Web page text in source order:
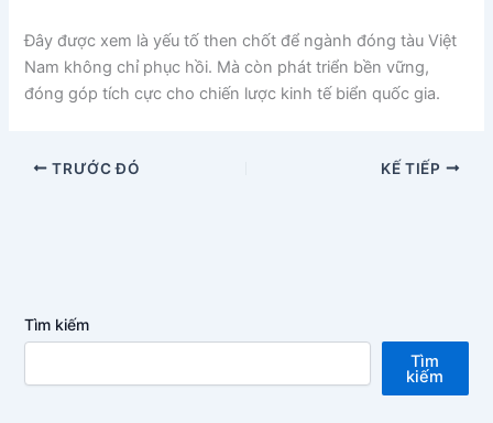
Đây được xem là yếu tố then chốt để ngành đóng tàu Việt
Nam không chỉ phục hồi. Mà còn phát triển bền vững,
đóng góp tích cực cho chiến lược kinh tế biển quốc gia.
TRƯỚC ĐÓ KẾ TIẾP
Tìm kiếm
Tìm
kiếm